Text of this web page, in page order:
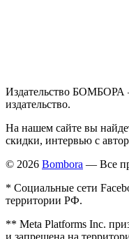
Издательство БОМБОРА
издательство.
На нашем сайте вы
скидки, интервью с
© 2026 Bombora — Все
* Социальные сети
территории РФ.
** Meta Platforms Inc.
и запрещена на